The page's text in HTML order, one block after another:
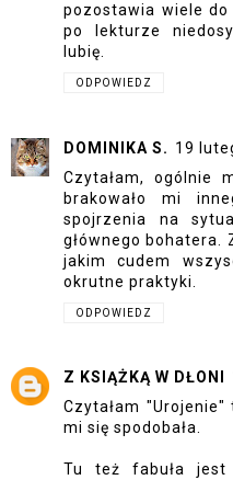
pozostawia wiele do
po lekturze
lubię.
ODPOWIEDZ
DOMINIKA S. 19
Czytałam, ogólnie
brakowało mi
spojrzenia na
głównego bohatera.
jakim cudem
okrutne praktyki.
ODPOWIEDZ
Z KSIĄŻKĄ W DŁONI
Czytałam
mi się spodobała.
Tu też fabuła jest